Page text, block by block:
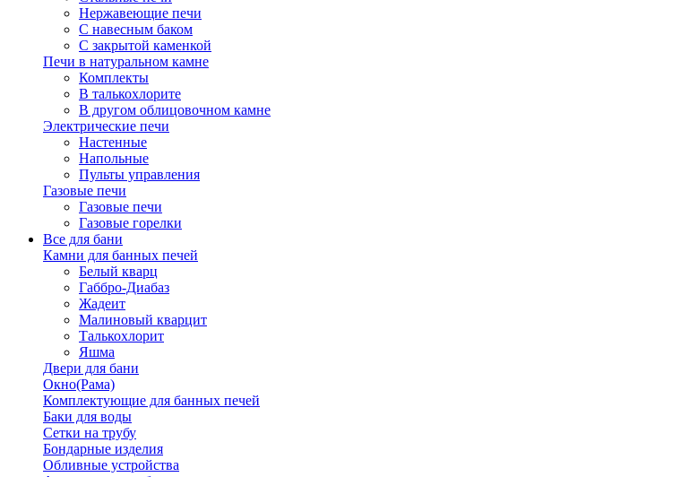
Нержавеющие печи
С навесным баком
С закрытой каменкой
Печи в натуральном камне
Комплекты
В талькохлорите
В другом облицовочном камне
Электрические печи
Настенные
Напольные
Пульты управления
Газовые печи
Газовые печи
Газовые горелки
Все для бани
Камни для банных печей
Белый кварц
Габбро-Диабаз
Жадеит
Малиновый кварцит
Талькохлорит
Яшма
Двери для бани
Окно(Рама)
Комплектующие для банных печей
Баки для воды
Сетки на трубу
Бондарные изделия
Обливные устройства